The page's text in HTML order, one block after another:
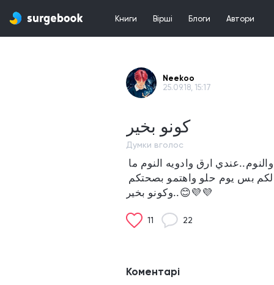
Книги Вірші Блоги Автори
Neekoo
25.09.18, 15:17
كونو بخير
Думки вголос
وكونو بخير..😊💜💜
11 22
Коментарі